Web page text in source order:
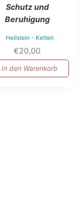
Schutz und
Beruhigung
Heilstein - Ketten
€20,00
In den Warenkorb